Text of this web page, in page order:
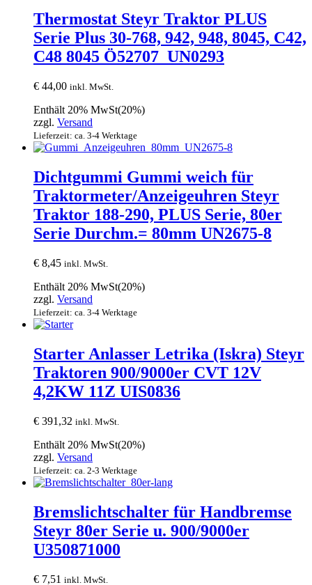
Thermostat Steyr Traktor PLUS
Serie Plus 30-768, 942, 948, 8045, C42,
C48 8045 Ö52707_UN0293
€ 44,00 inkl. MwSt.
Enthält 20% MwSt(20%)
zzgl. Versand
Lieferzeit: ca. 3-4 Werktage
Dichtgummi Gummi weich für
Traktormeter/Anzeigeuhren Steyr
Traktor 188-290, PLUS Serie, 80er
Serie Durchm.= 80mm UN2675-8
€ 8,45 inkl. MwSt.
Enthält 20% MwSt(20%)
zzgl. Versand
Lieferzeit: ca. 3-4 Werktage
Starter Anlasser Letrika (Iskra) Steyr
Traktoren 900/9000er CVT 12V
4,2KW 11Z UIS0836
€ 391,32 inkl. MwSt.
Enthält 20% MwSt(20%)
zzgl. Versand
Lieferzeit: ca. 2-3 Werktage
Bremslichtschalter für Handbremse
Steyr 80er Serie u. 900/9000er
U350871000
€ 7,51 inkl. MwSt.